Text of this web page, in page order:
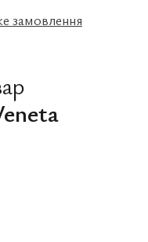
замовлення